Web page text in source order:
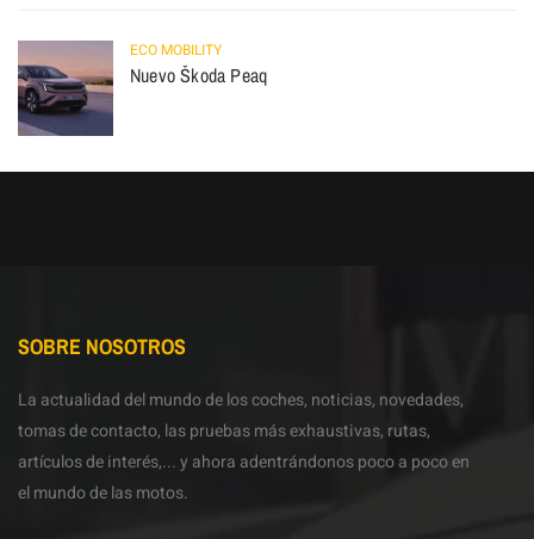
ECO MOBILITY
Nuevo Škoda Peaq
SOBRE NOSOTROS
La actualidad del mundo de los coches, noticias, novedades,
tomas de contacto, las pruebas más exhaustivas, rutas,
artículos de interés,... y ahora adentrándonos poco a poco en
el mundo de las motos.